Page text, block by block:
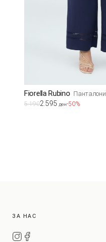
Fiorella Rubino Панталони
5.1902.595 ден-50%
ЗА НАС